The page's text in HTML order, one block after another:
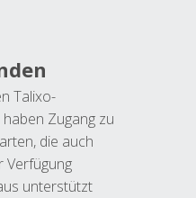
Talixo-
Zugang zu
die auch
Verfügung
unterstützt